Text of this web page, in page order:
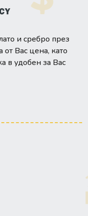
и сребро през
от Вас цена, като
в удобен за Вас